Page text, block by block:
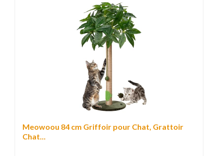
Meowoou 84 cm Griffoir pour Chat, Grattoir
Chat...